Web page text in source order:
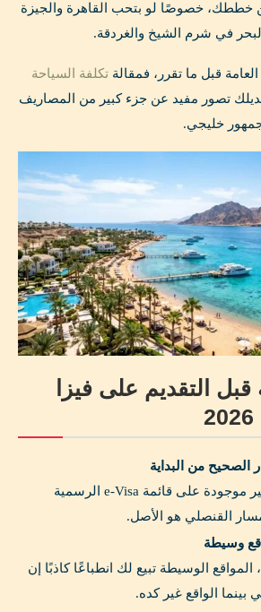
خصوصًا لو بتحب القاهرة والجيزة
البحر في شرم الشيخ والغردقة.
قبل ما تقرر، فمقالة تكلفة السياحة
تصور مفيد عن جزء كبير من المصاريف
خليجي.
قبل التقديم على فيزا
من البداية
بما أن المغرب غير موجودة على قائمة e-Visa الرسمية
القنصلي هو الأصل.
وسيطة
الوسيطة تبيع لك انطباعًا كاذبًا إن
الواقع غير كده.